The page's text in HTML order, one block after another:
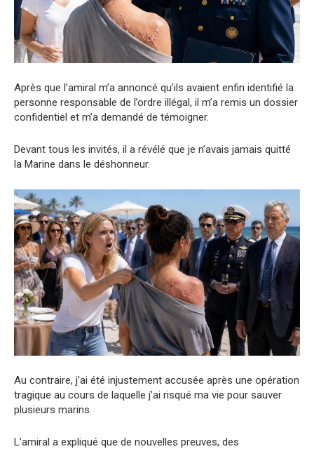
Après que l’amiral m’a annoncé qu’ils avaient enfin identifié la
personne responsable de l’ordre illégal, il m’a remis un dossier
confidentiel et m’a demandé de témoigner.
Devant tous les invités, il a révélé que je n’avais jamais quitté
la Marine dans le déshonneur.
Au contraire, j’ai été injustement accusée après une opération
tragique au cours de laquelle j’ai risqué ma vie pour sauver
plusieurs marins.
L’amiral a expliqué que de nouvelles preuves, des